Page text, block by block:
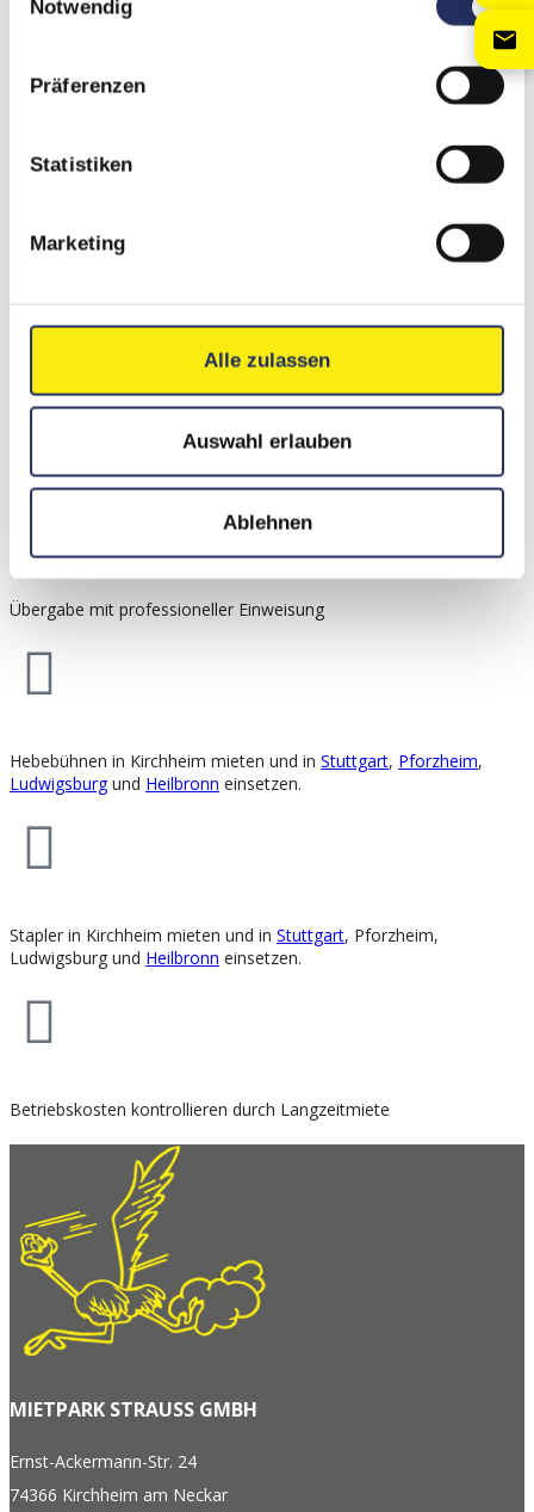
Notwendig
Präferenzen
Statistiken
Marketing
Alle zulassen
Auswahl erlauben
Ablehnen
Langzeitmiete
Übergabe mit professioneller Einweisung
Hebebühnen in Kirchheim mieten und in Stuttgart, Pforzheim,
Ludwigsburgund Heilbronn einsetzen.
Stapler in Kirchheim mieten und in Stuttgart, Pforzheim,
Ludwigsburg und Heilbronn einsetzen.
Betriebskosten kontrollieren durch Langzeitmiete
MIETPARK STRAUSS GMBH
Ernst-Ackermann-Str. 24
74366 Kirchheim am Neckar